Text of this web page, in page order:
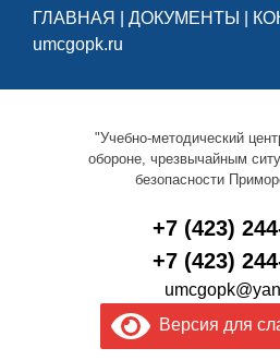
ГЛАВНАЯ ДОКУМЕНТЫ
umcgopk.ru
"Учебно-методический
обороне, чрезвычайным
безопасности
+7 (423)
+7 (423)
Версия для